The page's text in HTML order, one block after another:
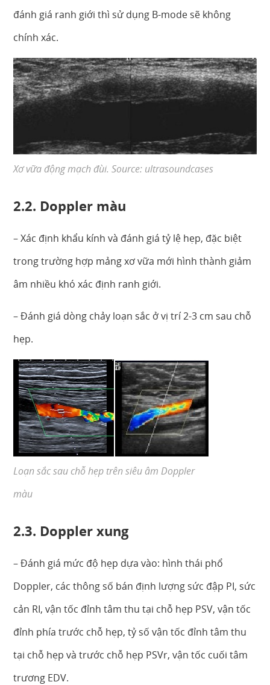
đánh giá ranh giới thì sử dụng B-mode sẽ không
chính xác.
Xơ vữa động mạch đùi. Source: ultrasoundcases
2.2. Doppler màu
– Xác định khẩu kính và đánh giá tỷ lệ hẹp, đặc biệt
trong trường hợp mảng xơ vữa mới hình thành giảm
âm nhiều khó xác định ranh giới.
– Đánh giá dòng chảy loạn sắc ở vị trí 2-3 cm sau chỗ
hẹp.
Loạn sắc sau chỗ hẹp trên siêu âm Doppler
màu
2.3. Doppler xung
– Đánh giá mức độ hẹp dựa vào: hình thái phổ
Doppler, các thông số bán định lượng sức đập PI, sức
cản RI, vận tốc đỉnh tâm thu tại chỗ hẹp PSV, vận tốc
đỉnh phía trước chỗ hẹp, tỷ số vận tốc đỉnh tâm thu
tại chỗ hẹp và trước chỗ hẹp PSVr, vận tốc cuối tâm
trương EDV.